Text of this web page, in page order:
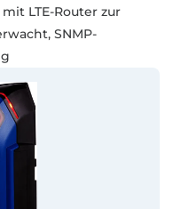
LTE-Router zur
SNMP-